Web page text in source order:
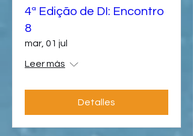
4ª Edição de DI: Encontro
8
mar, 01 jul
Leer más
Detalles